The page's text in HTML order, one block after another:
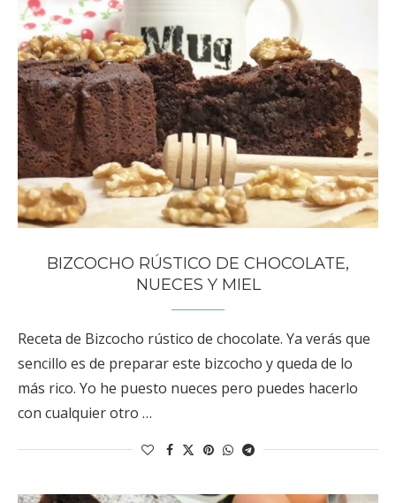
BIZCOCHO RÚSTICO DE CHOCOLATE,
NUECES Y MIEL
Receta de Bizcocho rústico de chocolate. Ya verás que
sencillo es de preparar este bizcocho y queda de lo
más rico. Yo he puesto nueces pero puedes hacerlo
con cualquier otro …